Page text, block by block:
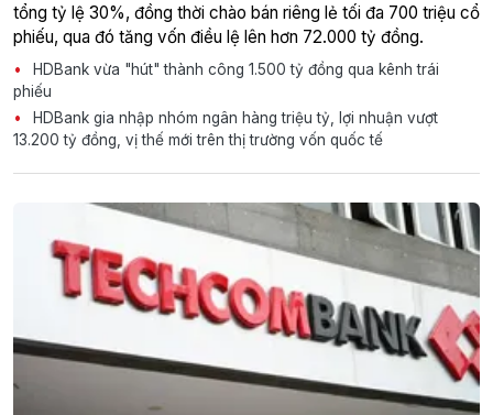
tổng tỷ lệ 30%, đồng thời chào bán riêng lẻ tối đa 700 triệu cổ
phiếu, qua đó tăng vốn điều lệ lên hơn 72.000 tỷ đồng.
HDBank vừa "hút" thành công 1.500 tỷ đồng qua kênh trái
phiếu
HDBank gia nhập nhóm ngân hàng triệu tỷ, lợi nhuận vượt
13.200 tỷ đồng, vị thế mới trên thị trường vốn quốc tế